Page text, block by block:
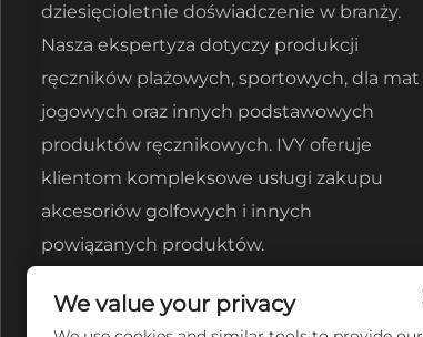
dziesięcioletnie doświadczenie w branży.
Nasza ekspertyza dotyczy produkcji
ręczników plażowych, sportowych, dla mat
jogowych oraz innych podstawowych
produktów ręcznikowych. IVY oferuje
klientom kompleksowe usługi zakupu
akcesoriów golfowych i innych
powiązanych produktów.
We value your privacy